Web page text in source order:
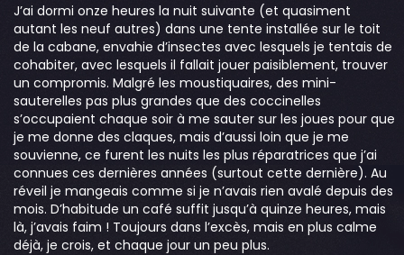
J’ai dormi onze heures la nuit suivante (et quasiment
autant les neuf autres) dans une tente installée sur le toit
de la cabane, envahie d’insectes avec lesquels je tentais de
cohabiter, avec lesquels il fallait jouer paisiblement, trouver
un compromis. Malgré les moustiquaires, des mini-
sauterelles pas plus grandes que des coccinelles
s’occupaient chaque soir à me sauter sur les joues pour que
je me donne des claques, mais d’aussi loin que je me
souvienne, ce furent les nuits les plus réparatrices que j’ai
connues ces dernières années (surtout cette dernière). Au
réveil je mangeais comme si je n’avais rien avalé depuis des
mois. D’habitude un café suffit jusqu’à quinze heures, mais
là, j’avais faim ! Toujours dans l’excès, mais en plus calme
déjà, je crois, et chaque jour un peu plus.